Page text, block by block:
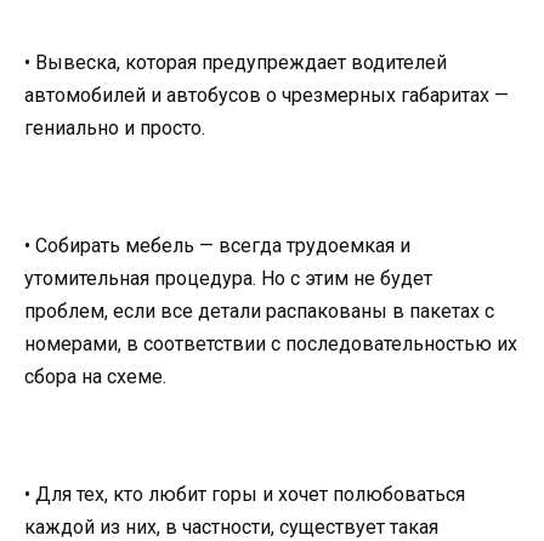
• Вывеска, которая предупреждает водителей
автомобилей и автобусов о чрезмерных габаритах —
гениально и просто.
• Собирать мебель — всегда трудоемкая и
утомительная процедура. Но с этим не будет
проблем, если все детали распакованы в пакетах с
номерами, в соответствии с последовательностью их
сбора на схеме.
• Для тех, кто любит горы и хочет полюбоваться
каждой из них, в частности, существует такая